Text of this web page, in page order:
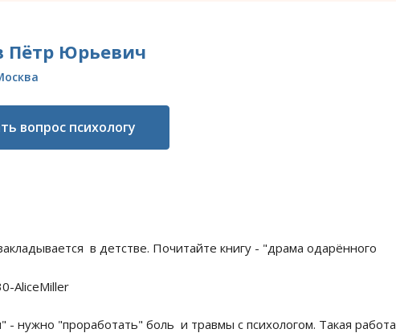
Пётр Юрьевич
вопрос психологу
в детстве. Почитайте книгу - "драма одарённого
AliceMiller
- нужно "проработать" боль и травмы с психологом. Такая работа